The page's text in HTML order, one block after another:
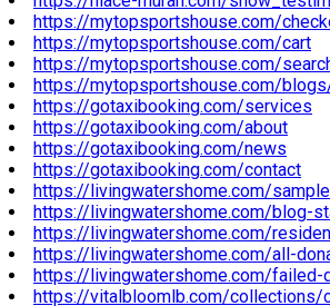
https://mytopsportshouse.com/
https://mytopsportshouse.com/cart
https://mytopsportshouse.com/
https://mytopsportshouse.com/
https://gotaxibooking.com/services
https://gotaxibooking.com/about
https://gotaxibooking.com/news
https://gotaxibooking.com/contact
https://livingwatershome.com/
https://livingwatershome.com/blog-
https://livingwatershome.com/
https://livingwatershome.com/all-
https://livingwatershome.com/failed-
https://vitalbloomlb.com/collections/